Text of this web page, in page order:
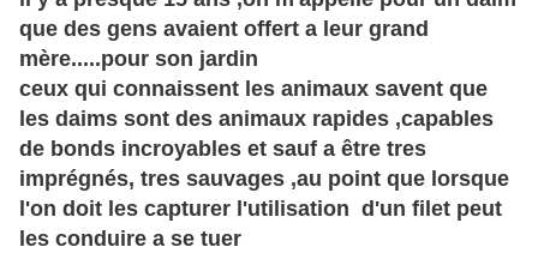
que des gens avaient offert a leur grand
mère.....pour son jardin
ceux qui connaissent les animaux savent que
les daims sont des animaux rapides ,capables
de bonds incroyables et sauf a être tres
imprégnés, tres sauvages ,au point que lorsque
l'on doit les capturer l'utilisation d'un filet peut
les conduire a se tuer